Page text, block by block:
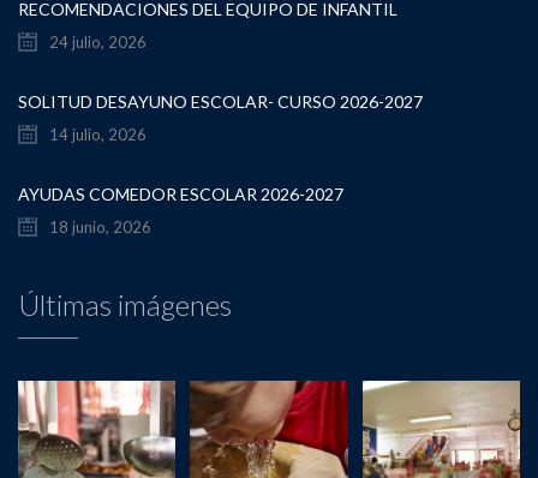
RECOMENDACIONES DEL EQUIPO DE INFANTIL
24 julio, 2026
SOLITUD DESAYUNO ESCOLAR- CURSO 2026-2027
14 julio, 2026
AYUDAS COMEDOR ESCOLAR 2026-2027
18 junio, 2026
Últimas imágenes